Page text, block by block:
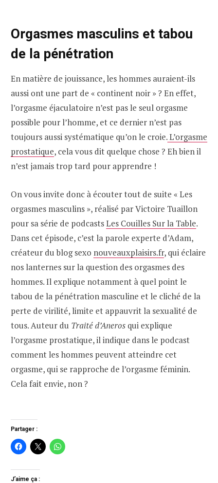
Orgasmes masculins et tabou
de la pénétration
En matière de jouissance, les hommes auraient-ils
aussi ont une part de « continent noir » ? En effet,
l’orgasme éjaculatoire n’est pas le seul orgasme
possible pour l’homme, et ce dernier n’est pas
toujours aussi systématique qu’on le croie.L’orgasme
prostatique, cela vous dit quelque chose ? Eh bien il
n’est jamais trop tard pour apprendre !
On vous invite donc à écouter tout de suite « Les
orgasmes masculins », réalisé par Victoire Tuaillon
pour sa série de podcastsLes Couilles Sur la Table.
Dans cet épisode, c’est la parole experte d’Adam,
créateur du blog sexo nouveauxplaisirs.fr, qui éclaire
nos lanternes sur la question des orgasmes des
hommes. Il explique notamment à quel point le
tabou de la pénétration masculine et le cliché de la
perte de virilité, limite et appauvrit la sexualité de
tous. Auteur du Traité d’Aneros qui explique
l’orgasme prostatique, il indique dans le podcast
comment les hommes peuvent atteindre cet
orgasme, qui se rapproche de l’orgasme féminin.
Cela fait envie, non ?
Partager :
J’aime ça :